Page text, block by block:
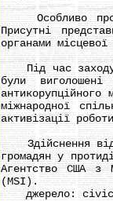
Особливо
Присутні
органами
Під час заходу
були виголошені
антикорупційного
міжнародної
активізації
Здійснення
громадян у
Агентство США з
(MSI).
джерело: